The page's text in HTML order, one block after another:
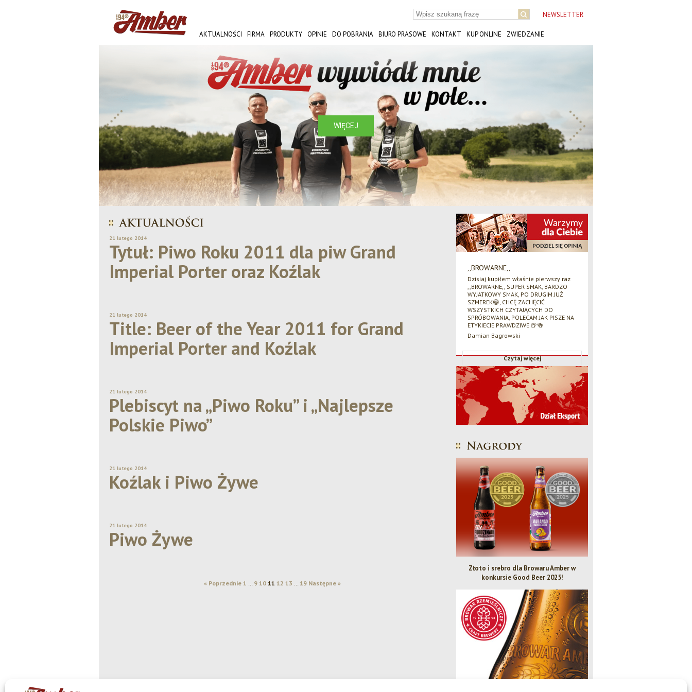
NEWSLETTER
AKTUALNOŚCI FIRMA PRODUKTY OPINIE DO POBRANIA BIURO PRASOWE KONTAKT KUP ONLINE ZWIEDZANIE
AMBER FEST
WIĘCEJ
21 lutego 2014
Tytuł: Piwo Roku 2011 dla piw Grand
Imperial Porter oraz Koźlak
21 lutego 2014
Title: Beer of the Year 2011 for Grand
Imperial Porter and Koźlak
21 lutego 2014
Plebiscyt na „Piwo Roku” i „Najlepsze
Polskie Piwo”
21 lutego 2014
Koźlak i Piwo Żywe
21 lutego 2014
Piwo Żywe
« Poprzednie 1 … 9 10 11 12 13 … 19 Następne »
,,BROWARNE,,
Dzisiaj kupiłem właśnie pierwszy raz
,,BROWARNE,, SUPER SMAK, BARDZO
WYJATKOWY SMAK, PO DRUGIM JUŻ
SZMEREK😄, CHCĘ ZACHĘCIĆ
WSZYSTKICH CZYTAJĄCYCH DO
SPRÓBOWANIA, POLECAM JAK PISZE NA
ETYKIECIE PRAWDZIWE 🍺🍻
Damian Bagrowski
Czytaj więcej
Złoto i srebro dla Browaru Amber w
konkursie Good Beer 2025!